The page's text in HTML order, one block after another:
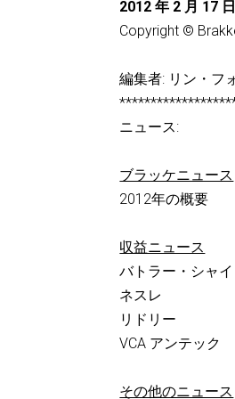
2012 年 2 月 17
Copyright ©
編集者: リン・フ
ニュース:
ブラッケニュース
2012年の概要
収益ニュース
バトラー・シャ
ネスレ
リドリー
VCA アンテック
その他のニュース